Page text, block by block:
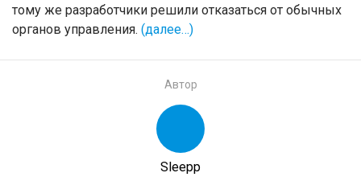
тому же разработчики решили отказаться от обычных
органов управления. (далее…)
Автор
Sleepp